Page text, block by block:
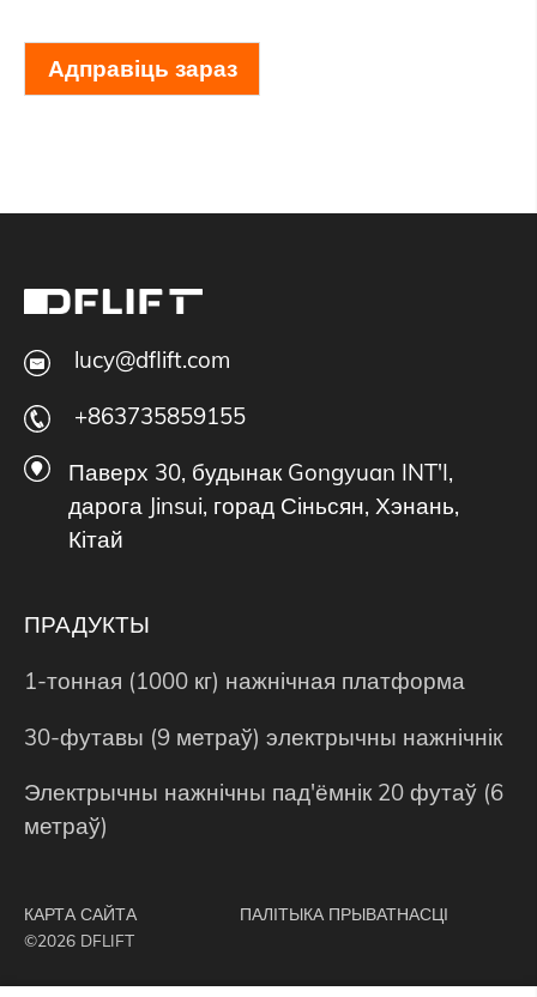
Адправіць зараз
lucy@dflift.com
+863735859155
Паверх 30, будынак Gongyuan INT'I,
дарога Jinsui, горад Сіньсян, Хэнань,
Кітай
ПРАДУКТЫ
1-тонная (1000 кг) нажнічная платформа
30-футавы (9 метраў) электрычны нажнічнік
Электрычны нажнічны пад'ёмнік 20 футаў (6
метраў)
КАРТА САЙТА
ПАЛІТЫКА ПРЫВАТНАСЦІ
©2026 DFLIFT